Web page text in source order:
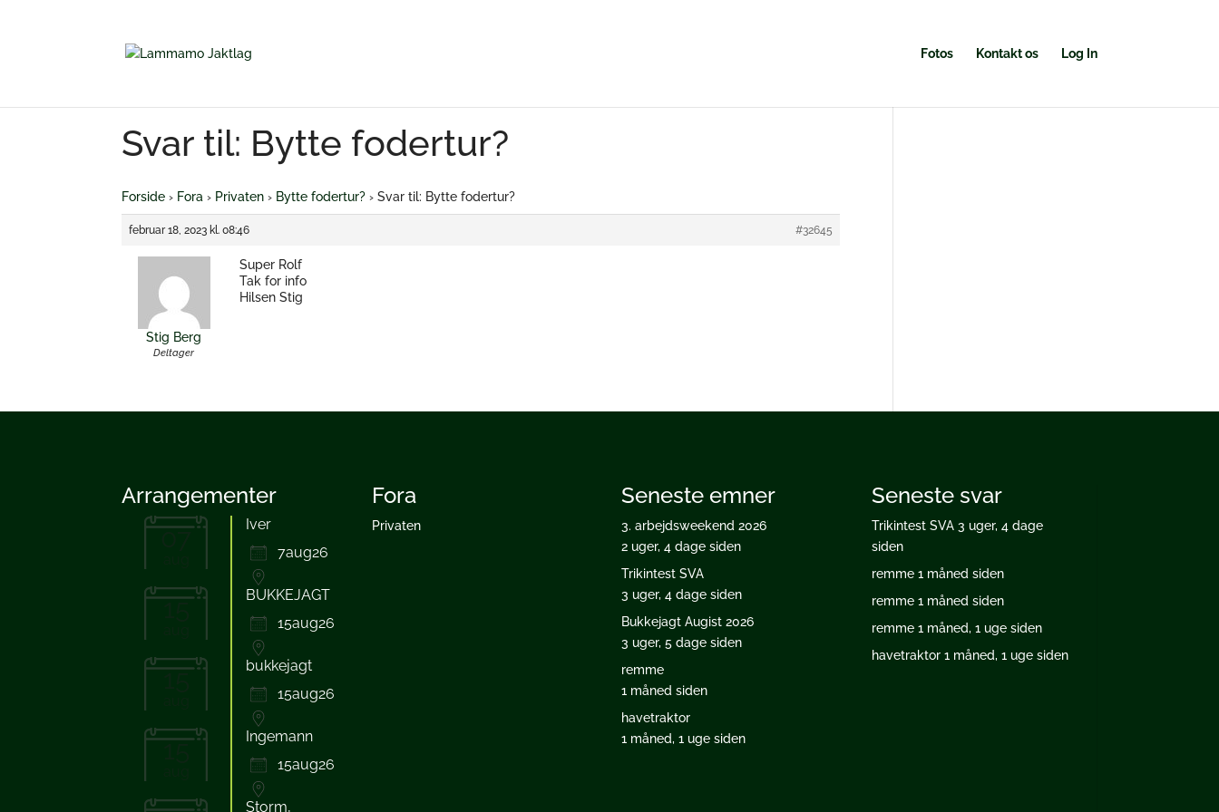
Fotos Kontakt os Log In
Svar til: Bytte fodertur?
Forside › Fora › Privaten › Bytte fodertur? › Svar til: Bytte fodertur?
februar 18, 2023 kl. 08:46 #32645
Stig Berg
Deltager
Super Rolf
Tak for info
Hilsen Stig
Arrangementer
07
Iver
7aug26
15
BUKKEJAGT
15aug26
15
bukkejagt
15aug26
15
Ingemann
15aug26
Storm,
Fora
Privaten
Seneste emner
3. arbejdsweekend 2026
2 uger, 4 dage siden
Trikintest SVA
3 uger, 4 dage siden
Bukkejagt Augist 2026
3 uger, 5 dage siden
remme
1 måned siden
havetraktor
1 måned, 1 uge siden
Seneste svar
Trikintest SVA 3 uger, 4 dage
siden
remme 1 måned siden
remme 1 måned siden
remme 1 måned, 1 uge siden
havetraktor 1 måned, 1 uge siden